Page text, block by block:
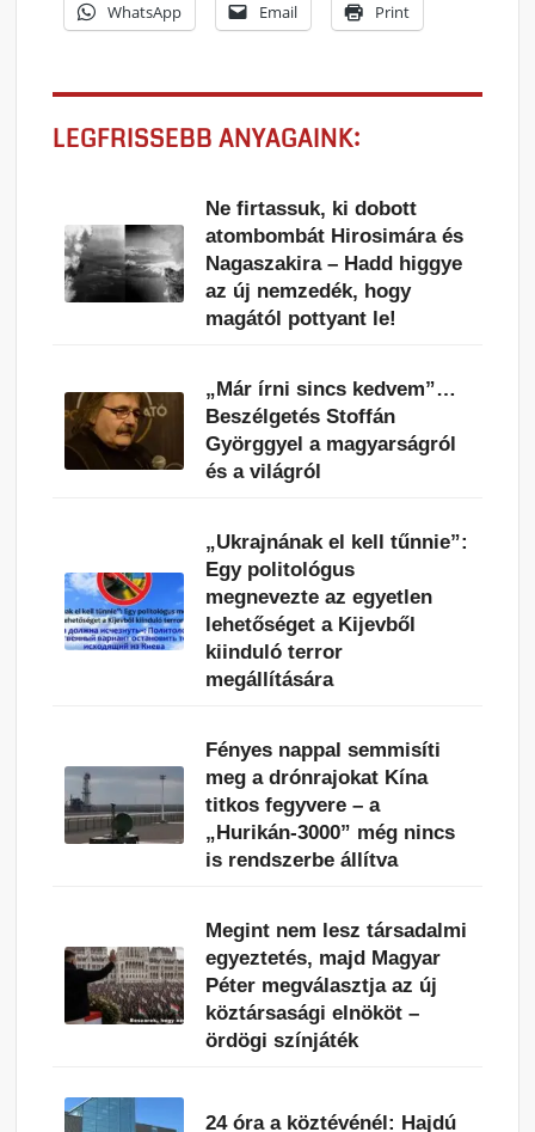
WhatsApp Email Print
LEGFRISSEBB ANYAGAINK:
Ne firtassuk, ki dobott
atombombát Hirosimára és
Nagaszakira – Hadd higgye
az új nemzedék, hogy
magától pottyant le!
„Már írni sincs kedvem”…
Beszélgetés Stoffán
Györggyel a magyarságról
és a világról
„Ukrajnának el kell tűnnie”:
Egy politológus
megnevezte az egyetlen
lehetőséget a Kijevből
kiinduló terror
megállítására
Fényes nappal semmisíti
meg a drónrajokat Kína
titkos fegyvere – a
„Hurikán-3000” még nincs
is rendszerbe állítva
Megint nem lesz társadalmi
egyeztetés, majd Magyar
Péter megválasztja az új
köztársasági elnököt –
ördögi színjáték
24 óra a köztévénél: Hajdú